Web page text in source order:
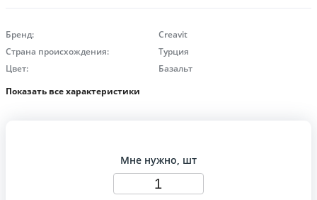
Бренд:
Creavit
Страна происхождения:
Турция
Цвет:
Базальт
Показать все характеристики
Мне нужно, шт